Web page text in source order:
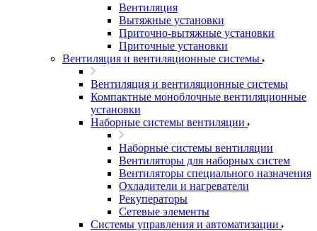
Вентиляция
Вытяжные установки
Приточно-вытяжные установки
Приточные установки
Вентиляция и вентиляционные системы
Вентиляция и вентиляционные системы
Компактные моноблочные вентиляционные
установки
Наборные системы вентиляции
Наборные системы вентиляции
Вентиляторы для наборных систем
Вентиляторы специального назначения
Охладители и нагреватели
Рекуператоры
Сетевые элементы
Системы управления и автоматизации